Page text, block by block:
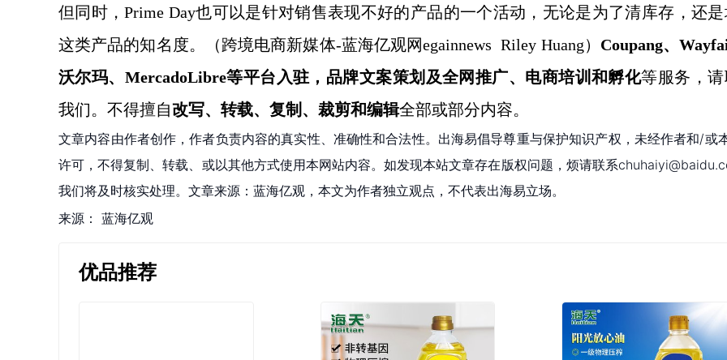
但同时，Prime Day也可以是针对销售表现不好的产品的一个活动，无论是为了清库存，还
这类产品的知名度。
（跨境电商新媒体-蓝海亿观网egainnews Riley Huang） Coupang、
沃尔玛、MercadoLibre等平台入驻，品牌文案策划及全网推广、电商培训和孵化等服务，
我们。不得擅自改写、转载、复制、裁剪和编辑全部或部分内容。
文章内容由作者创作，作者负责内容的真实性、准确性和合法性。出海易倡导尊重与保护知识产权，未经作者和/或
许可，不得复制、转载、或以其他方式使用本网站内容。如发现本站文章存在版权问题，烦请联系
我们将及时核实处理。文章来源：蓝海亿观，本文为作者独立观点，不代表出海易立场。
来源： 蓝海亿观
优品推荐